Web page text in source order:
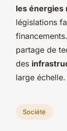
les énergies
législations
partage de
des
large échelle.
Société